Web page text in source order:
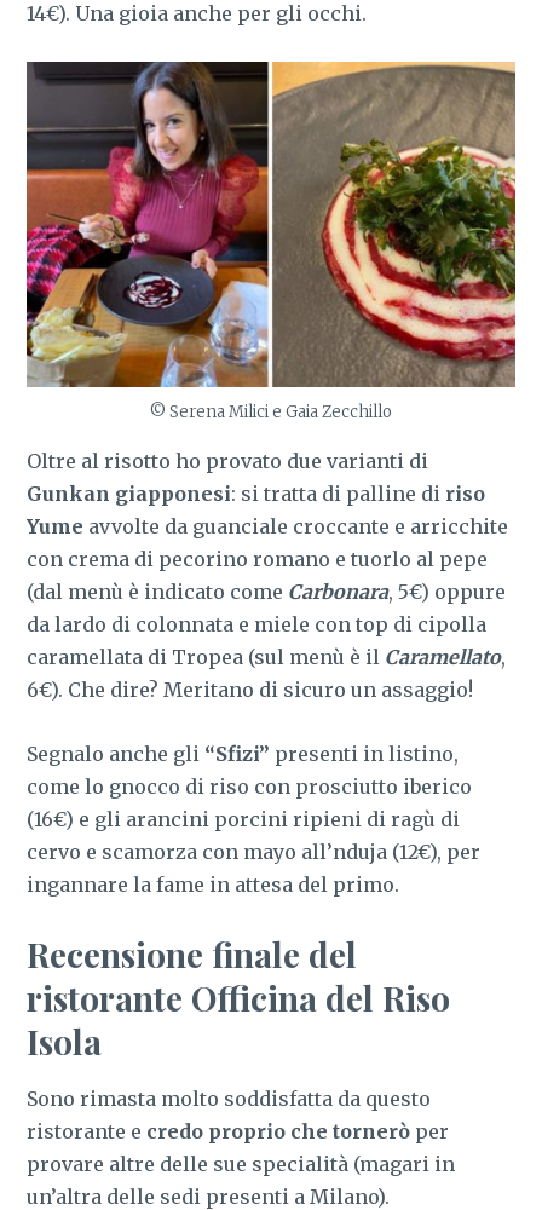
14€). Una gioia anche per gli occhi.
© Serena Milici e Gaia Zecchillo
Oltre al risotto ho provato due varianti di
Gunkan giapponesi: si tratta di palline di riso
Yume avvolte da guanciale croccante e arricchite
con crema di pecorino romano e tuorlo al pepe
(dal menù è indicato come Carbonara, 5€) oppure
da lardo di colonnata e miele con top di cipolla
caramellata di Tropea (sul menù è il Caramellato,
6€). Che dire? Meritano di sicuro un assaggio!
Segnalo anche gli “Sfizi” presenti in listino,
come lo gnocco di riso con prosciutto iberico
(16€) e gli arancini porcini ripieni di ragù di
cervo e scamorza con mayo all’nduja (12€), per
ingannare la fame in attesa del primo.
Recensione finale del
ristorante Officina del Riso
Isola
Sono rimasta molto soddisfatta da questo
ristorante e credo proprio che tornerò per
provare altre delle sue specialità (magari in
un’altra delle sedi presenti a Milano).